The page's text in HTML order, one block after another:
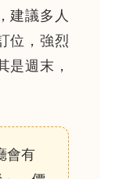
建議多人
位，強烈
是週末，
會有